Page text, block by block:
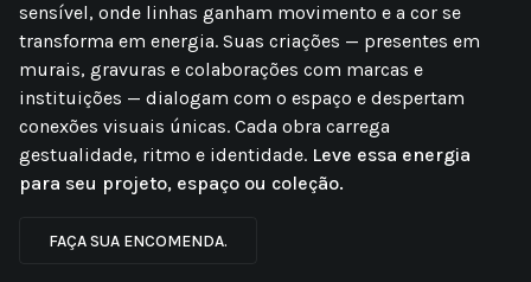
sensível, onde linhas ganham movimento e a cor se
transforma em energia. Suas criações — presentes em
murais, gravuras e colaborações com marcas e
instituições — dialogam com o espaço e despertam
conexões visuais únicas. Cada obra carrega
gestualidade, ritmo e identidade. Leve essa energia
para seu projeto, espaço ou coleção.
FAÇA SUA ENCOMENDA.